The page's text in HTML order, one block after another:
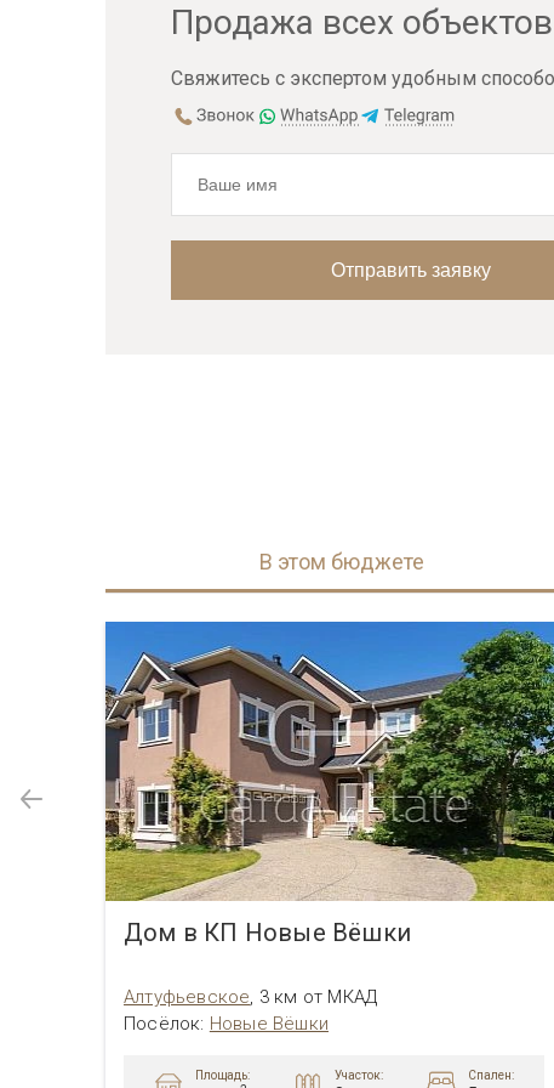
Продажа всех
Свяжитесь с экспертом удобным
В этом бюджете
Дом в КП Новые Вёшки
Алтуфьевcкое 3 км от МКАД
Посёлок: Новые Вёшки
Площадь: Участок: Спален: